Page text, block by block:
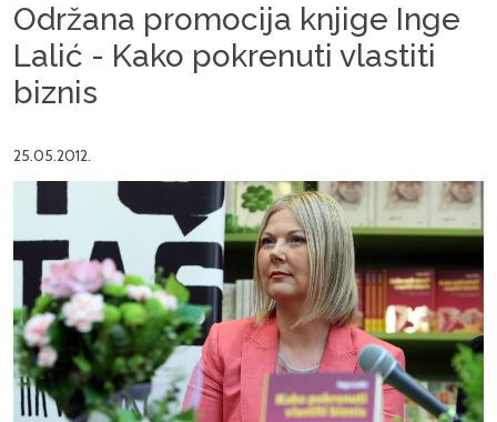
Održana promocija knjige Inge
Lalić - Kako pokrenuti vlastiti
biznis
25.05.2012.